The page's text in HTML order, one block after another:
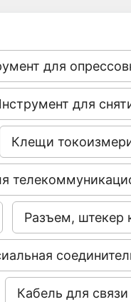
для
для
Клещи
Разъем, штекер
Кабель для